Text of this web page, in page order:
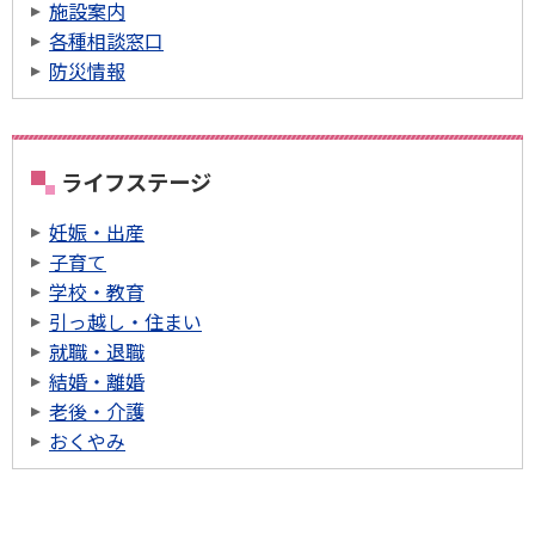
施設案内
各種相談窓口
防災情報
ライフステージ
妊娠・出産
子育て
学校・教育
引っ越し・住まい
就職・退職
結婚・離婚
老後・介護
おくやみ